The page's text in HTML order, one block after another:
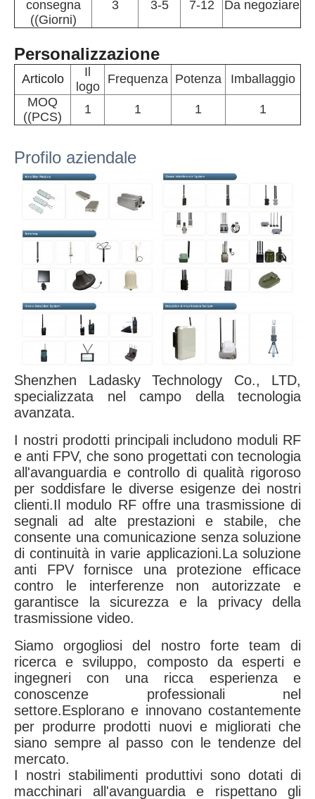
consegna
((Giorni)
3 3-5 7-12 Da negoziare
Personalizzazione
Articolo
Il
logo
Frequenza Potenza
Imballaggio
MOQ
((PCS)
1 1 1 1
Profilo aziendale
Shenzhen Ladasky Technology Co., LTD,
specializzata nel campo della tecnologia
avanzata.
I nostri prodotti principali includono moduli RF
e anti FPV, che sono progettati con tecnologia
all'avanguardia e controllo di qualità rigoroso
per soddisfare le diverse esigenze dei nostri
clienti.Il modulo RF offre una trasmissione di
segnali ad alte prestazioni e stabile, che
consente una comunicazione senza soluzione
di continuità in varie applicazioni.La soluzione
anti FPV fornisce una protezione efficace
contro le interferenze non autorizzate e
garantisce la sicurezza e la privacy della
trasmissione video.
Siamo orgogliosi del nostro forte team di
ricerca e sviluppo, composto da esperti e
ingegneri con una ricca esperienza e
conoscenze professionali nel
settore.Esplorano e innovano costantemente
per produrre prodotti nuovi e migliorati che
siano sempre al passo con le tendenze del
mercato.
I nostri stabilimenti produttivi sono dotati di
macchinari all'avanguardia e rispettano gli